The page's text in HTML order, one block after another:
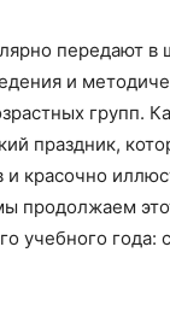
передают
и
групп.
праздник,
красочно
продолжаем
учебного